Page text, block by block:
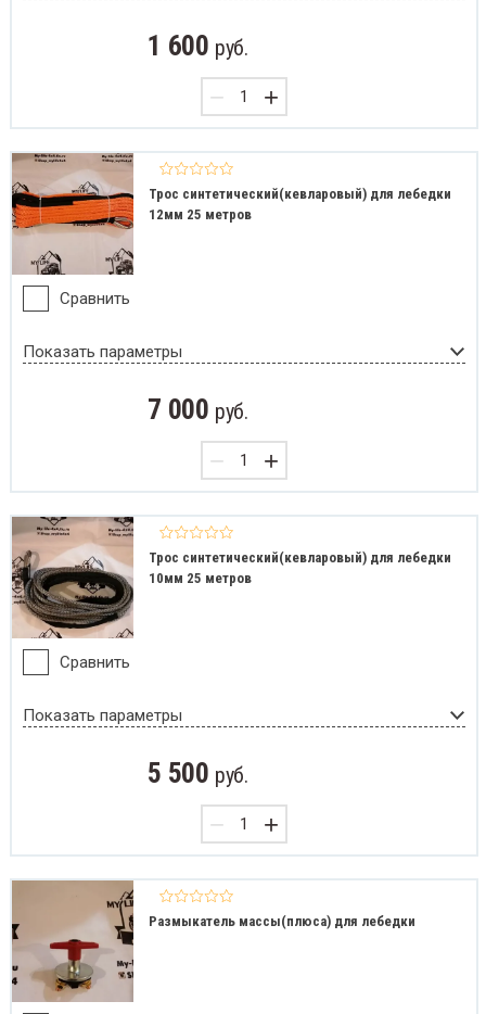
1 600 руб.
− +
Трос синтетический(кевлар­овый) для лебедки
12мм 25 метров
Показать параметры
Сравнить
7 000 руб.
− +
Трос синтетический(кевлар­овый) для лебедки
10мм 25 метров
Показать параметры
Сравнить
5 500 руб.
− +
Размыкатель массы(плюса) для лебедки